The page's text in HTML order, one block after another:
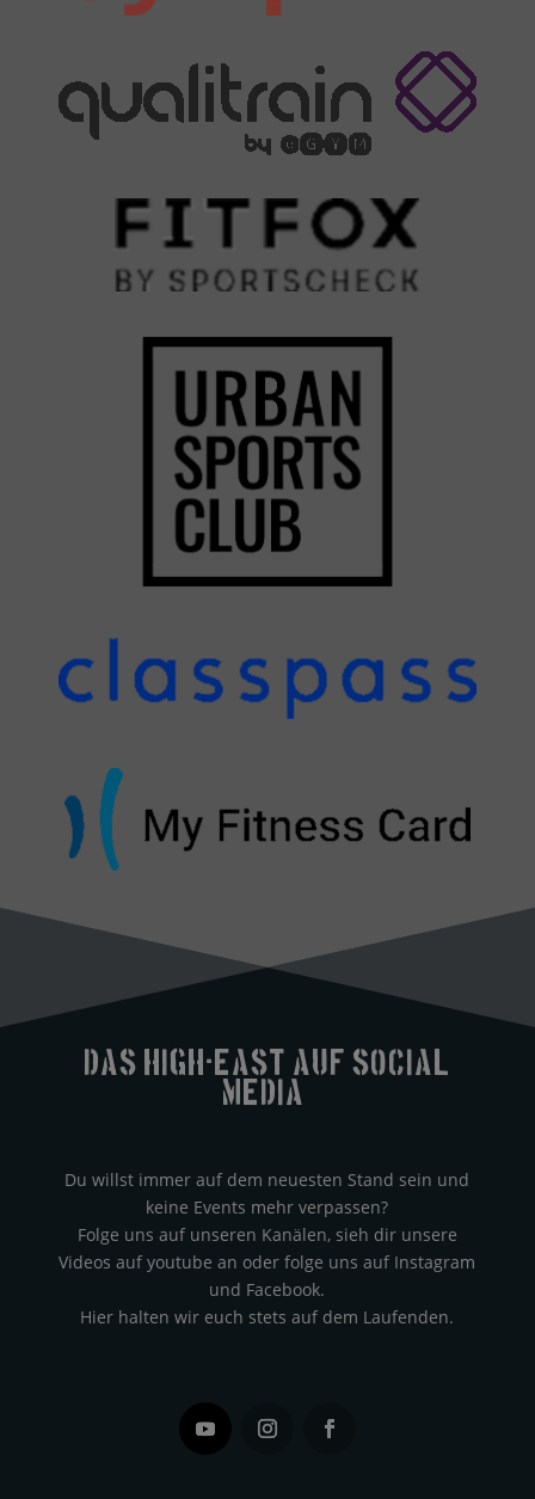
Das High-east auf Social
Media?
Du willst immer auf dem neuesten Stand sein und
keine Events mehr verpassen?
Folge uns auf unseren Kanälen, sieh dir unsere
Videos auf youtube an oder folge uns auf Instagram
und Facebook.
Hier halten wir euch stets auf dem Laufenden.